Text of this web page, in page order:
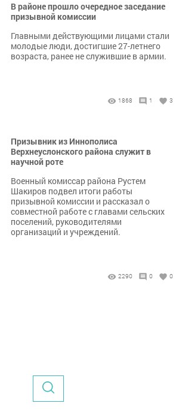
В районе прошло очередное заседание
призывной комиссии
Главными действующими лицами стали
молодые люди, достигшие 27-летнего
возраста, ранее не служившие в армии.
1868 1 3
Призывник из Иннополиса
Верхнеуслонского района служит в
научной роте
Военный комиссар района Рустем
Шакиров подвел итоги работы
призывной комиссии и рассказал о
совместной работе с главами сельских
поселений, руководителями
организаций и учреждений.
2290 0 0